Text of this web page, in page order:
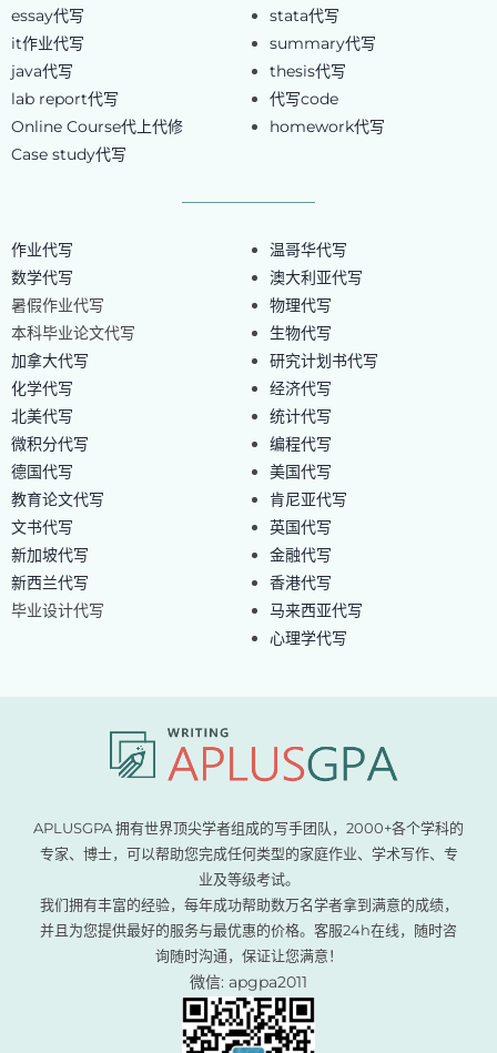
essay代写
it作业代写
java代写
lab report代写
Online Course代上代修
Case study代写
stata代写
summary代写
thesis代写
代写code
homework代写
作业代写
数学代写
暑假作业代写
本科毕业论文代写
加拿大代写
化学代写
北美代写
微积分代写
德国代写
教育论文代写
文书代写
新加坡代写
新西兰代写
毕业设计代写
温哥华代写
澳大利亚代写
物理代写
生物代写
研究计划书代写
经济代写
统计代写
编程代写
美国代写
肯尼亚代写
英国代写
金融代写
香港代写
马来西亚代写
心理学代写
APLUSGPA 拥有世界顶尖学者组成的写手团队，2000+各个学科的
专家、博士，可以帮助您完成任何类型的家庭作业、学术写作、专
业及等级考试。
我们拥有丰富的经验，每年成功帮助数万名学者拿到满意的成绩，
并且为您提供最好的服务与最优惠的价格。客服24h在线，随时咨
询随时沟通，保证让您满意！
微信: apgpa2011